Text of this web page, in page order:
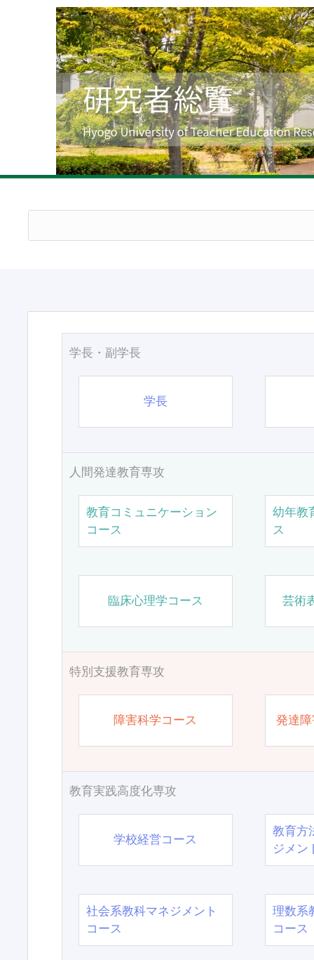
学長・副学長
学長
人間発達教育専攻
教育コミュニケーション
コース
幼年教
ス
臨床心理学コース 芸術
特別支援教育専攻
障害科学コース 発達
教育実践高度化専攻
学校経営コース
教育方
ジメン
社会系教科マネジメント
コース
理数系
コース